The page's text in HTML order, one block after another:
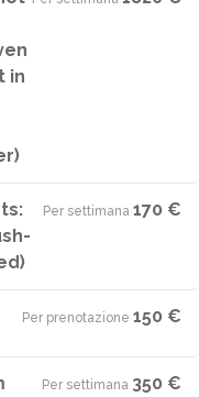
in
Per settimana·170 €
Per prenotazione·150 €
Per settimana·350 €